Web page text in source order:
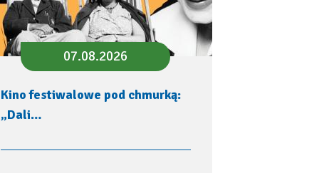
07.08.2026
Kino festiwalowe pod chmurką:
„Dali…